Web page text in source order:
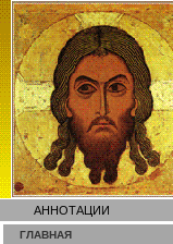
АННОТАЦИИ
ГЛАВНАЯ